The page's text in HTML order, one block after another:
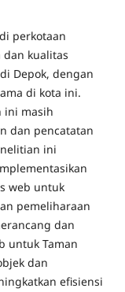
perkotaan
kualitas
Depok, dengan
di kota ini.
ini masih
dan pencatatan
ini
web untuk
pemeliharaan
dan
untuk Taman
dan
efisiensi